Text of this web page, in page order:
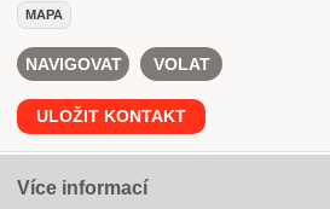
MAPA
NAVIGOVAT VOLAT
ULOŽIT KONTAKT
Více informací